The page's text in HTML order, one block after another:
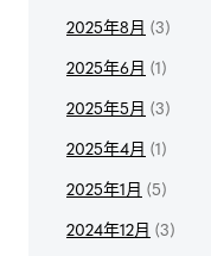
2025年8月 (3)
2025年6月 (1)
2025年5月 (3)
2025年4月 (1)
2025年1月 (5)
2024年12月 (3)